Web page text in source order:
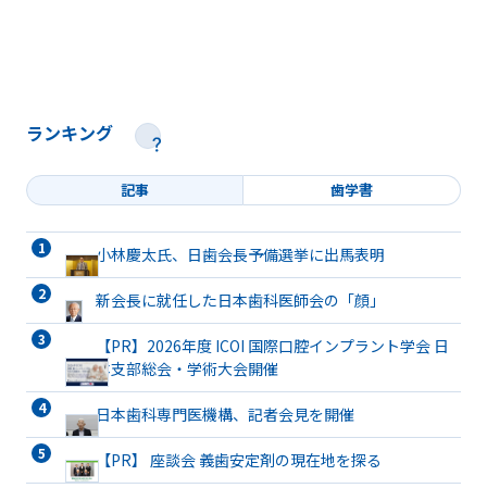
ランキング
記事 歯学書
小林慶太氏、日歯会長予備選挙に出馬表明
新会長に就任した日本歯科医師会の「顔」
【PR】2026年度 ICOI 国際口腔インプラント学会 日
本支部総会・学術大会開催
日本歯科専門医機構、記者会見を開催
【PR】 座談会 義歯安定剤の現在地を探る